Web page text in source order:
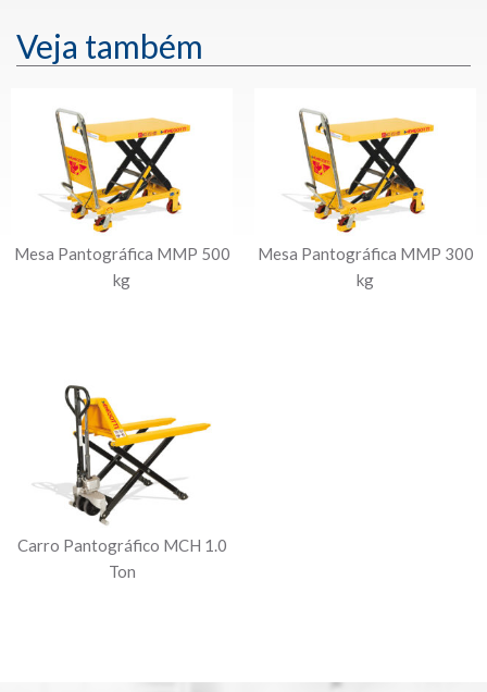
Veja também
Mesa Pantográfica MMP 500
kg
Mesa Pantográfica MMP 300
kg
Carro Pantográfico MCH 1.0
Ton